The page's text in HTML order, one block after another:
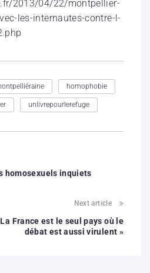
2013/04/22/montpellier-
les-internautes-contre-l-
homophobie
unlivrepourlerefuge
homosexuels inquiets
Next article
France est le seul pays où le
débat est aussi virulent »